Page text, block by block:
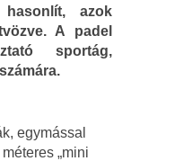
azok
A padel
sportág,
egymással
„mini